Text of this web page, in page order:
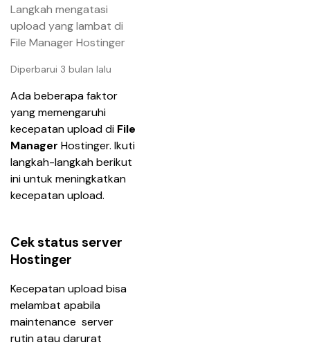
Langkah mengatasi
upload yang lambat di
File Manager Hostinger
Diperbarui 3 bulan lalu
Ada beberapa faktor
yang memengaruhi
kecepatan upload di File
Manager Hostinger. Ikuti
langkah-langkah berikut
ini untuk meningkatkan
kecepatan upload.
Cek status server
Hostinger
Kecepatan upload bisa
melambat apabila
maintenance  server
rutin atau darurat